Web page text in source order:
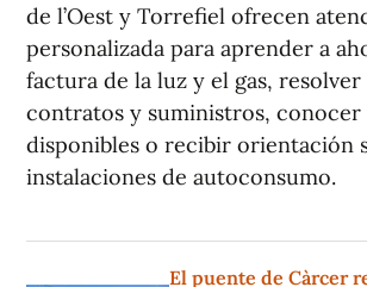
de l’Oest y Torrefiel ofrecen
personalizada para aprender a
factura de la luz y el gas, resolver
contratos y suministros, conocer
disponibles o recibir orientación
instalaciones de autoconsumo.
El puente de Càrcer